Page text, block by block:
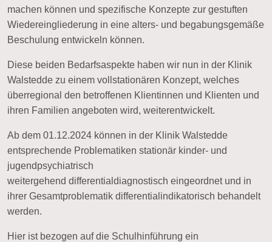
machen können und spezifische Konzepte zur gestuften
Wiedereingliederung in eine alters- und begabungsgemäße
Beschulung entwickeln können.
Diese beiden Bedarfsaspekte haben wir nun in der Klinik
Walstedde zu einem vollstationären Konzept, welches
überregional den betroffenen Klientinnen und Klienten und
ihren Familien angeboten wird, weiterentwickelt.
Ab dem 01.12.2024 können in der Klinik Walstedde
entsprechende Problematiken stationär kinder- und
jugendpsychiatrisch
weitergehend differentialdiagnostisch eingeordnet und in
ihrer Gesamtproblematik differentialindikatorisch behandelt
werden.
Hier ist bezogen auf die Schulhinführung ein